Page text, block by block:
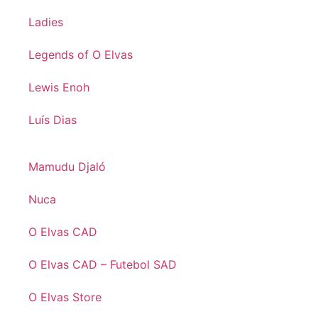
Ladies
Legends of O Elvas
Lewis Enoh
Luís Dias
Mamudu Djaló
Nuca
O Elvas CAD
O Elvas CAD – Futebol SAD
O Elvas Store